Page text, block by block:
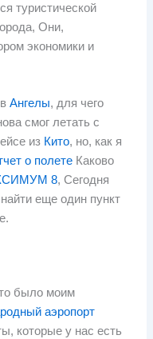
туристической
Они,
экономики и
вАнгелы, для чего
смог летать с
из Кито, но, как я
о полете Каково
8, Сегодня
еще один пункт
было моим
аэропорт
которые у нас есть